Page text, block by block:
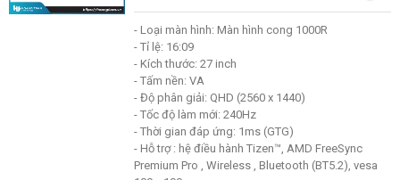
- Loại màn hình: Màn hình cong 1000R
- Tỉ lệ: 16:09
- Kích thước: 27 inch
- Tấm nền: VA
- Độ phân giải: QHD (2560 x 1440)
- Tốc độ làm mới: 240Hz
- Thời gian đáp ứng: 1ms (GTG)
- Hỗ trợ : hệ điều hành Tizen™, AMD FreeSync
Premium Pro , Wireless , Bluetooth (BT5.2), vesa